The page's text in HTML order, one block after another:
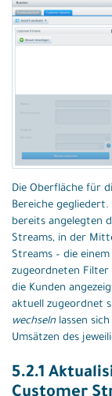
Die Oberfläche für
Bereiche
bereits angelegten
Streams, in der
Streams – die
zugeordneten Filter
die Kunden
aktuell zugeordnet
wechseln lassen
Umsätzen des
5.2.1